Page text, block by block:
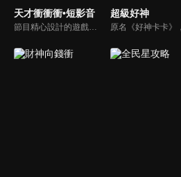
天才衝衝衝•短影音 超級好神